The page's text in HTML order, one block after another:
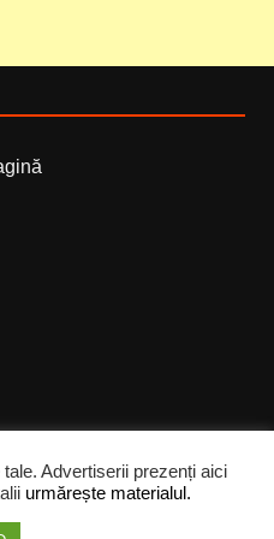
Advertiserii prezenți aici
urmărește materialul.